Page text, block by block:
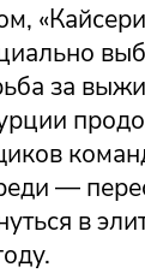
за
—
в